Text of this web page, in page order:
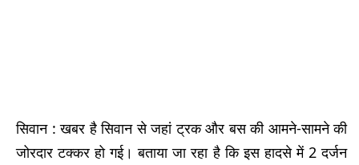
सिवान : खबर है सिवान से जहां ट्रक और बस की आमने-सामने की
जोरदार टक्कर हो गई। बताया जा रहा है कि इस हादसे में 2 दर्जन